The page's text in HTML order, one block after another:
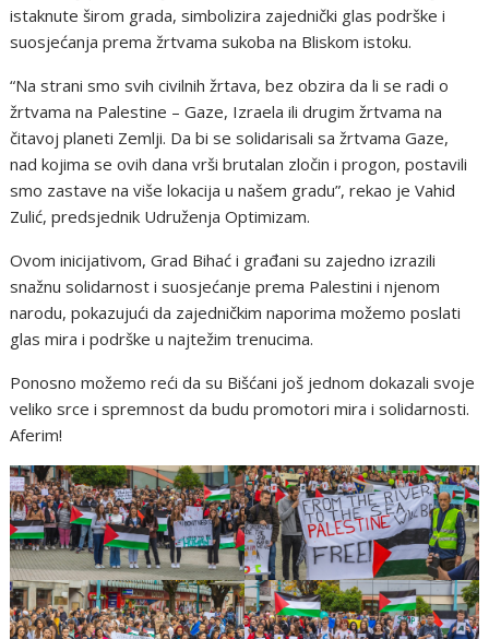
istaknute širom grada, simbolizira zajednički glas podrške i
suosjećanja prema žrtvama sukoba na Bliskom istoku.
“Na strani smo svih civilnih žrtava, bez obzira da li se radi o
žrtvama na Palestine – Gaze, Izraela ili drugim žrtvama na
čitavoj planeti Zemlji. Da bi se solidarisali sa žrtvama Gaze,
nad kojima se ovih dana vrši brutalan zločin i progon, postavili
smo zastave na više lokacija u našem gradu”, rekao je Vahid
Zulić, predsjednik Udruženja Optimizam.
Ovom inicijativom, Grad Bihać i građani su zajedno izrazili
snažnu solidarnost i suosjećanje prema Palestini i njenom
narodu, pokazujući da zajedničkim naporima možemo poslati
glas mira i podrške u najtežim trenucima.
Ponosno možemo reći da su Bišćani još jednom dokazali svoje
veliko srce i spremnost da budu promotori mira i solidarnosti.
Aferim!